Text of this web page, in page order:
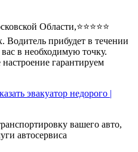
Области,⭐⭐⭐⭐⭐
Водитель прибудет в течении
в необходимую точку.
гарантируем
эвакуатор недорого |
вашего авто,
автосервиса